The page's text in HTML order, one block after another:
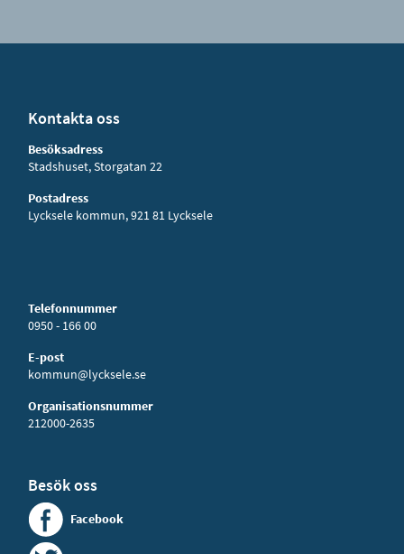
Kontakta oss
Besöksadress
Stadshuset, Storgatan 22
Postadress
Lycksele kommun, 921 81 Lycksele
Telefonnummer
0950 - 166 00
E-post
kommun@lycksele.se
Organisationsnummer
212000-2635
Besök oss
Facebook